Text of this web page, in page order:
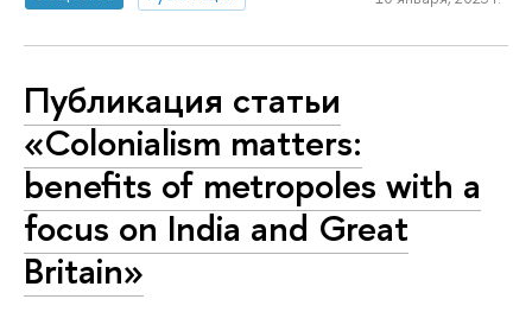
Публикация статьи
«Colonialism matters:
benefits of metropoles with a
focus on India and Great
Britain»